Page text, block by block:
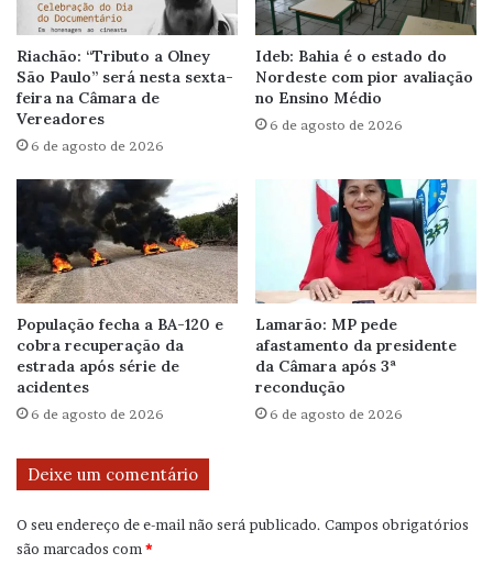
Riachão: “Tributo a Olney
São Paulo” será nesta sexta-
feira na Câmara de
Vereadores
6 de agosto de 2026
Ideb: Bahia é o estado do
Nordeste com pior avaliação
no Ensino Médio
6 de agosto de 2026
População fecha a BA-120 e
cobra recuperação da
estrada após série de
acidentes
6 de agosto de 2026
Lamarão: MP pede
afastamento da presidente
da Câmara após 3ª
recondução
6 de agosto de 2026
Deixe um comentário
O seu endereço de e-mail não será publicado. Campos obrigatórios
são marcados com *